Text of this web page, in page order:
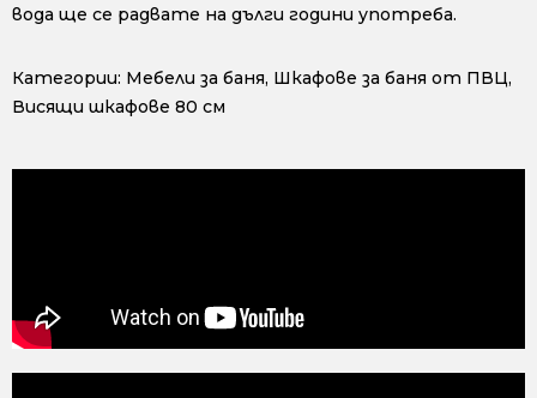
вода ще се радвате на дълги години употреба.
Категории: Мебели за баня, Шкафове за баня от ПВЦ,
Висящи шкафове 80 см